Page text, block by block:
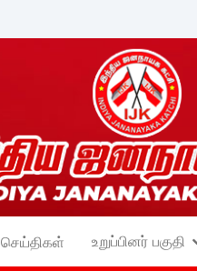
செய்திகள் உறுப்பினர் பகுதி